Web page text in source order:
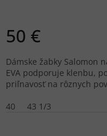
50 €
Dámske žabky Salomon
EVA podporuje klenbu,
priľnavosť na rôznych
40
43 1/3